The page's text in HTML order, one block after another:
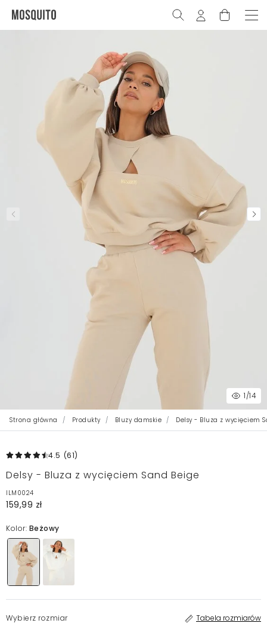
1/14
Strona główna Produkty Bluzy damskie Delsy - Bluza z wycięciem
4.5 (61)
Delsy - Bluza z wycięciem Sand Beige
ILM0024
159,99 zł
Kolor: Beżowy
Wybierz rozmiar Tabela rozmiarów